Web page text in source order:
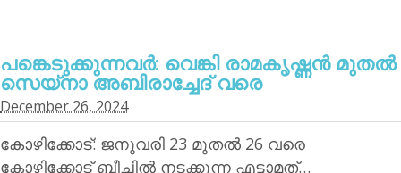
പങ്കെടുക്കുന്നവര്‍: വെങ്കി രാമകൃഷ്ണന്‍ മുതല്‍
സെയ്‌നാ അബിരാച്ചേദ് വരെ
December 26, 2024
കോഴിക്കോട്: ജനുവരി 23 മുതല്‍ 26 വരെ
കോഴിക്കോട് ബീച്ചില്‍ നടക്കുന്ന എട്ടാമത്…